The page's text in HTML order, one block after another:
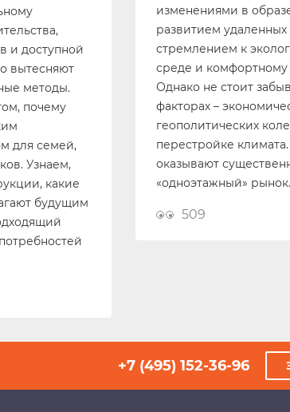
и доступной
вытесняют
методы.
почему
для семей,
Узнаем,
какие
будущим
изменениями в
развитием
стремлением к
среде и
Однако не стоит
факторах –
геополитических
перестройке
оказывают
«одноэтажный» рынок.
509
+7 (495) 152-36-96